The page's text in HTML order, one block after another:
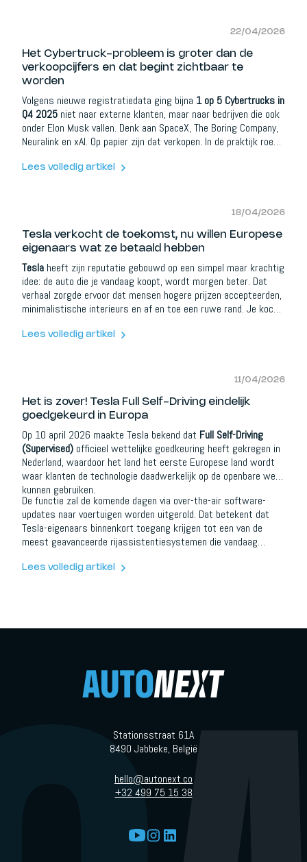
22/04/2026
Het Cybertruck-probleem is groter dan de
verkoopcijfers en dat begint zichtbaar te
worden
Volgens nieuwe registratiedata ging bijna 1 op 5 Cybertrucks in
Q4 2025 niet naar externe klanten, maar naar bedrijven die ook
onder Elon Musk vallen. Denk aan SpaceX, The Boring Company,
Neuralink en xAI. Op papier zijn dat verkopen. In de praktijk roept
Lees volledig artikel
18/04/2026
Tesla verkocht de toekomst, nu willen Europese
eigenaars wat ze betaald hebben
Tesla heeft zijn reputatie gebouwd op een simpel maar krachtig
idee: de auto die je vandaag koopt, wordt morgen beter. Dat
verhaal zorgde ervoor dat mensen hogere prijzen accepteerden,
minimalistische interieurs en af en toe een ruwe rand. Je kocht
staat die belofte nu onder druk.
Lees volledig artikel
11/04/2026
Het is zover! Tesla Full Self-Driving eindelijk
goedgekeurd in Europa
Op 10 april 2026 maakte Tesla bekend dat Full Self-Driving
(Supervised) officieel wettelijke goedkeuring heeft gekregen in
Nederland, waardoor het land het eerste Europese land wordt
waar klanten de technologie daadwerkelijk op de openbare weg
kunnen gebruiken.
De functie zal de komende dagen via over-the-air software-
updates naar voertuigen worden uitgerold. Dat betekent dat
Tesla-eigenaars binnenkort toegang krijgen tot een van de
meest geavanceerde rijassistentiesystemen die vandaag
Lees volledig artikel
Stationsstraat 61A
8490 Jabbeke, België
hello@autonext.co
+32 499 75 15 38